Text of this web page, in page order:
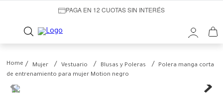
PAGA EN 12 CUOTAS SIN INTERÉS
Mujer Vestuario Blusas y Poleras
Polera manga corta
de entrenamiento para mujer Motion negro